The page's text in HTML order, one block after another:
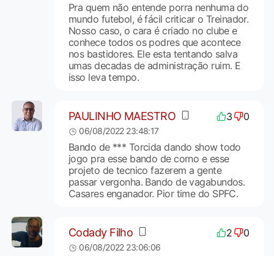
Pra quem não entende porra nenhuma do
mundo futebol, é fácil criticar o Treinador.
Nosso caso, o cara é criado no clube e
conhece todos os podres que acontece
nos bastidores. Ele esta tentando salva
umas decadas de administração ruim. E
isso leva tempo.
PAULINHO MAESTRO 3 0
06/08/2022 23:48:17
Bando de *** Torcida dando show todo
jogo pra esse bando de corno e esse
projeto de tecnico fazerem a gente
passar vergonha. Bando de vagabundos.
Casares enganador. Pior time do SPFC.
Codady Filho 2 0
06/08/2022 23:06:06